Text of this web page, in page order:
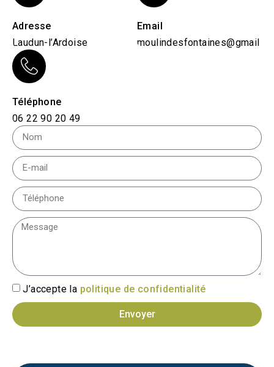
J’accepte la politique de confidentialité
Envoyer
Adresse
Laudun-l’Ardoise
Email
Téléphone
06 22 90 20 49